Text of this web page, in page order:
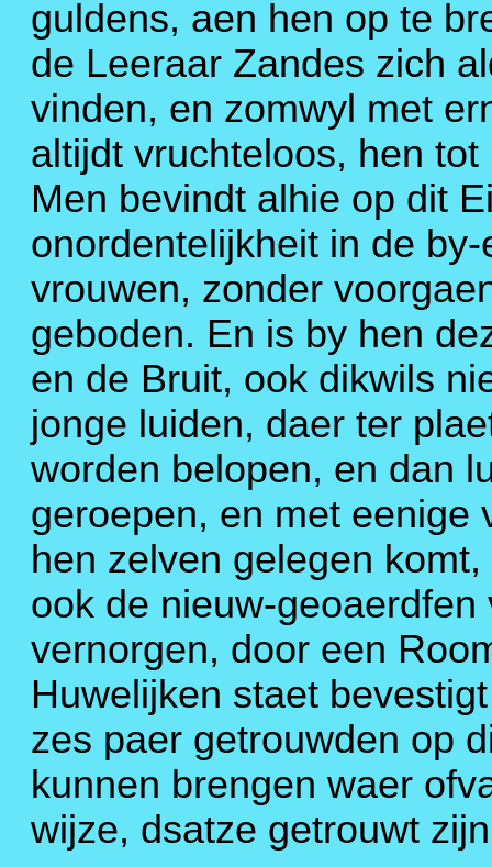
guldens, aen hen op te
de Leeraar Zandes zich
vinden, en zomwyl met
altijdt vruchteloos, hen
Men bevindt alhie op dit
onordentelijkheit in de
vrouwen, zonder
geboden. En is by hen
en de Bruit, ook dikwils
jonge luiden, daer ter
worden belopen, en dan
geroepen, en met eenige
hen zelven gelegen
ook de nieuw-geoaerdfen
vernorgen, door een
Huwelijken staet
zes paer getrouwden op
kunnen brengen waer
wijze, dsatze getrouwt